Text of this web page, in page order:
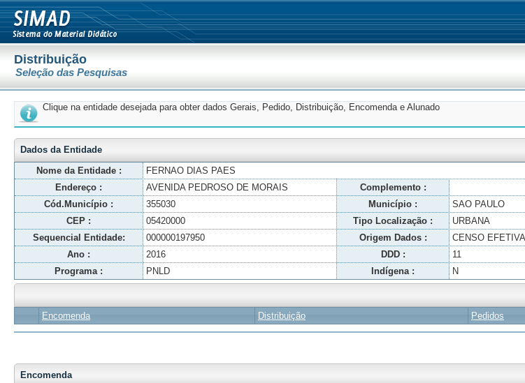
Distribuição
Seleção das Pesquisas
Clique na entidade desejada para obter dados Gerais, Pedido, Distribuição, Encomenda e Alunado
Dados da Entidade
Nome da Entidade :
FERNAO DIAS PAES
Endereço :
AVENIDA PEDROSO DE MORAIS Complemento :
Cód.Município :
355030 Município : SAO PAULO
CEP :
05420000 Tipo Localização : URBANA
Sequencial Entidade:
000000197950 Origem Dados : CENSO
Ano :
2016 DDD : 11
Programa :
PNLD Indígena : N
Encomenda Distribuição Pedidos
Encomenda